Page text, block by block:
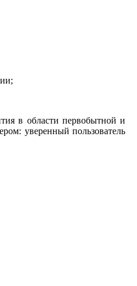
в области первобытной и
уверенный пользователь